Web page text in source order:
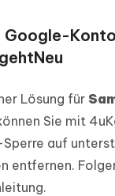
Google-
Neu
Lösung für
Sie mit
auf
entfernen.